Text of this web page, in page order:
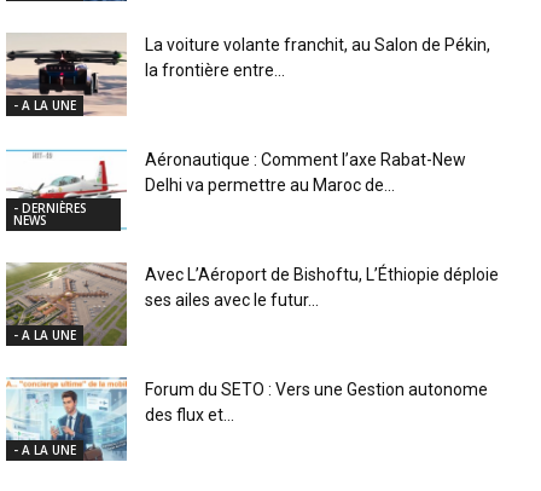
- A LA UNE
La voiture volante franchit, au Salon de Pékin,
la frontière entre...
- DERNIÈRES
NEWS
Aéronautique : Comment l’axe Rabat-New
Delhi va permettre au Maroc de...
- A LA UNE
Avec L’Aéroport de Bishoftu, L’Éthiopie déploie
ses ailes avec le futur...
- A LA UNE
Forum du SETO : Vers une Gestion autonome
des flux et...